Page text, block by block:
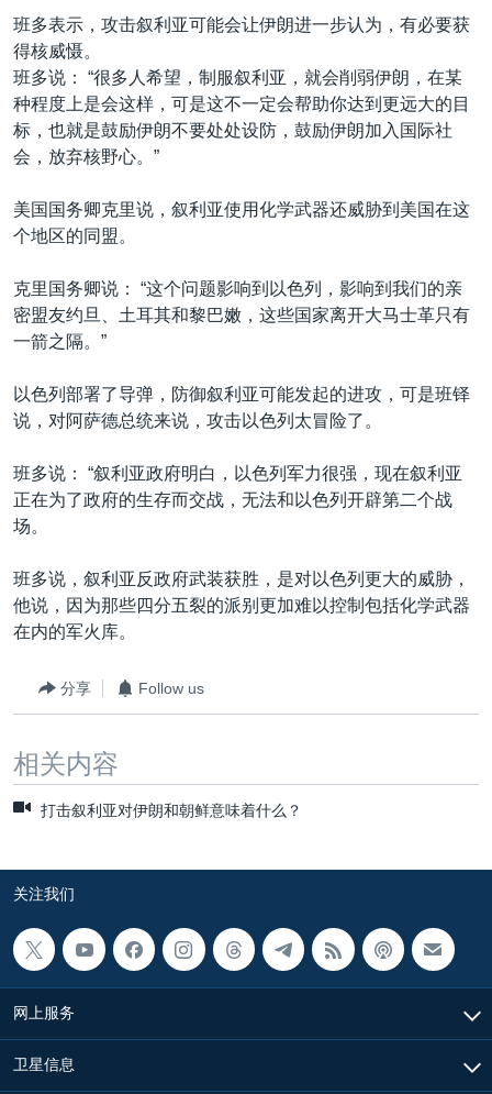
班多表示，攻击叙利亚可能会让伊朗进一步认为，有必要获
得核威慑。
班多说： “很多人希望，制服叙利亚，就会削弱伊朗，在某
种程度上是会这样，可是这不一定会帮助你达到更远大的目
标，也就是鼓励伊朗不要处处设防，鼓励伊朗加入国际社
会，放弃核野心。”
美国国务卿克里说，叙利亚使用化学武器还威胁到美国在这
个地区的同盟。
克里国务卿说： “这个问题影响到以色列，影响到我们的亲
密盟友约旦、土耳其和黎巴嫩，这些国家离开大马士革只有
一箭之隔。”
以色列部署了导弹，防御叙利亚可能发起的进攻，可是班铎
说，对阿萨德总统来说，攻击以色列太冒险了。
班多说： “叙利亚政府明白，以色列军力很强，现在叙利亚
正在为了政府的生存而交战，无法和以色列开辟第二个战
场。
班多说，叙利亚反政府武装获胜，是对以色列更大的威胁，
他说，因为那些四分五裂的派别更加难以控制包括化学武器
在内的军火库。
分享 Follow us
相关内容
打击叙利亚对伊朗和朝鲜意味着什么？
关注我们
网上服务
卫星信息